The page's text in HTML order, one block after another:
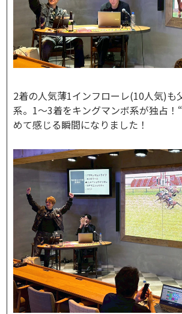
2着の人気薄1インフローレ(10人気)も
系。1～3着をキングマンボ系が独占！
めて感じる瞬間になりました！